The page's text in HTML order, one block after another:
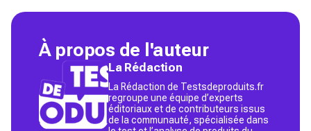
À propos de l'auteur
La Rédaction
La Rédaction de Testsdeproduits.fr
regroupe une équipe d’experts
éditoriaux et de contributeurs issus
de la communauté, spécialisée dans